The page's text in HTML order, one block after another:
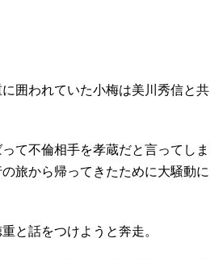
囲われていた小梅は美川秀信と共
て不倫相手を孝蔵だと言ってしま
旅から帰ってきたために大騒動に
と話をつけようと奔走。